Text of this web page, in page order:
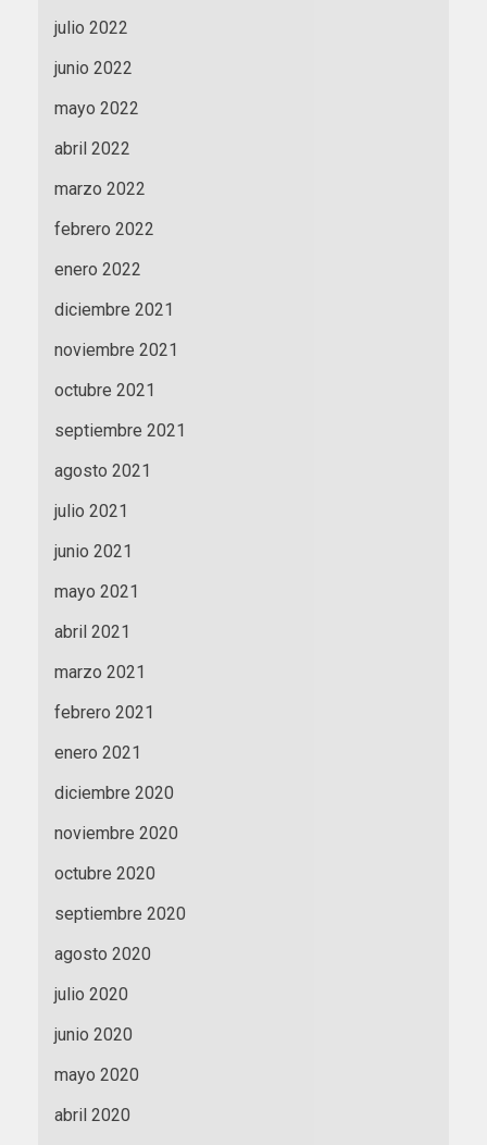
julio 2022
junio 2022
mayo 2022
abril 2022
marzo 2022
febrero 2022
enero 2022
diciembre 2021
noviembre 2021
octubre 2021
septiembre 2021
agosto 2021
julio 2021
junio 2021
mayo 2021
abril 2021
marzo 2021
febrero 2021
enero 2021
diciembre 2020
noviembre 2020
octubre 2020
septiembre 2020
agosto 2020
julio 2020
junio 2020
mayo 2020
abril 2020